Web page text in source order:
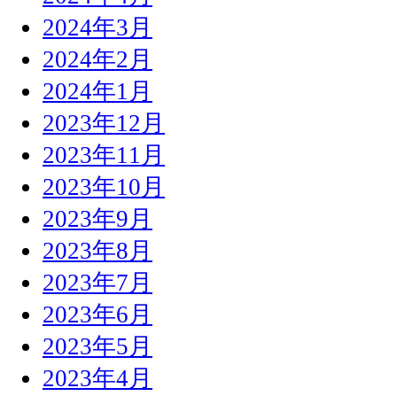
2024年3月
2024年2月
2024年1月
2023年12月
2023年11月
2023年10月
2023年9月
2023年8月
2023年7月
2023年6月
2023年5月
2023年4月